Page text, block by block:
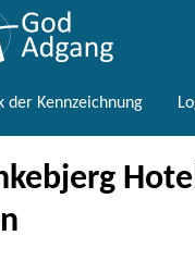
der Kennzeichnung